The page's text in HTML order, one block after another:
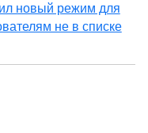
новый режим для
не в списке